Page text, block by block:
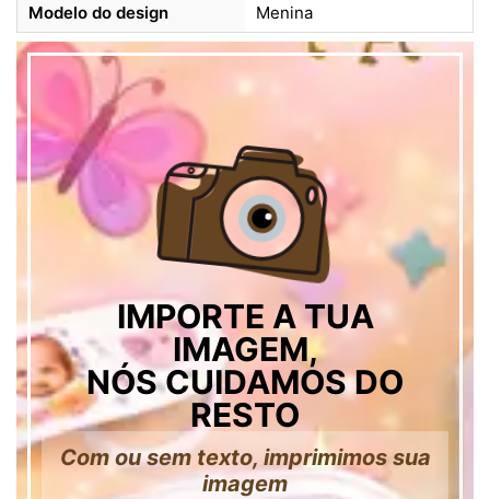
Modelo do design Menina
IMPORTE A TUA
IMAGEM,
NÓS CUIDAMOS DO
RESTO
Com ou sem texto, imprimimos sua
imagem